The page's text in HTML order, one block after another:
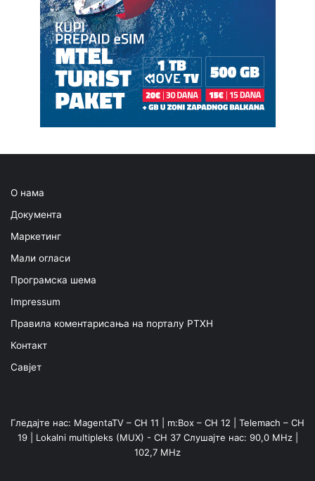
О нама
Документа
Маркетинг
Мали огласи
Програмска шема
Impressum
Правила коментарисања на порталу РТХН
Контакт
Савјет
Гледајте нас: MagentaTV – CH 11 | m:Box – CH 12 | Telemach – CH
19 | Lokalni multipleks (MUX) - CH 37 Слушајте нас: 90,0 MHz |
102,7 MHz